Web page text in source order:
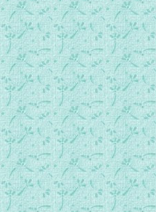
196_一粒麦子.mp3
197_我父受光荣，即
198_福音正是神的大
199_情愿我的耶稣，
200_天门福路全是圣